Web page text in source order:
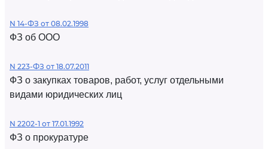
N 14-ФЗ от 08.02.1998
ФЗ об ООО
N 223-ФЗ от 18.07.2011
ФЗ о закупках товаров, работ, услуг отдельными
видами юридических лиц
N 2202-1 от 17.01.1992
ФЗ о прокуратуре